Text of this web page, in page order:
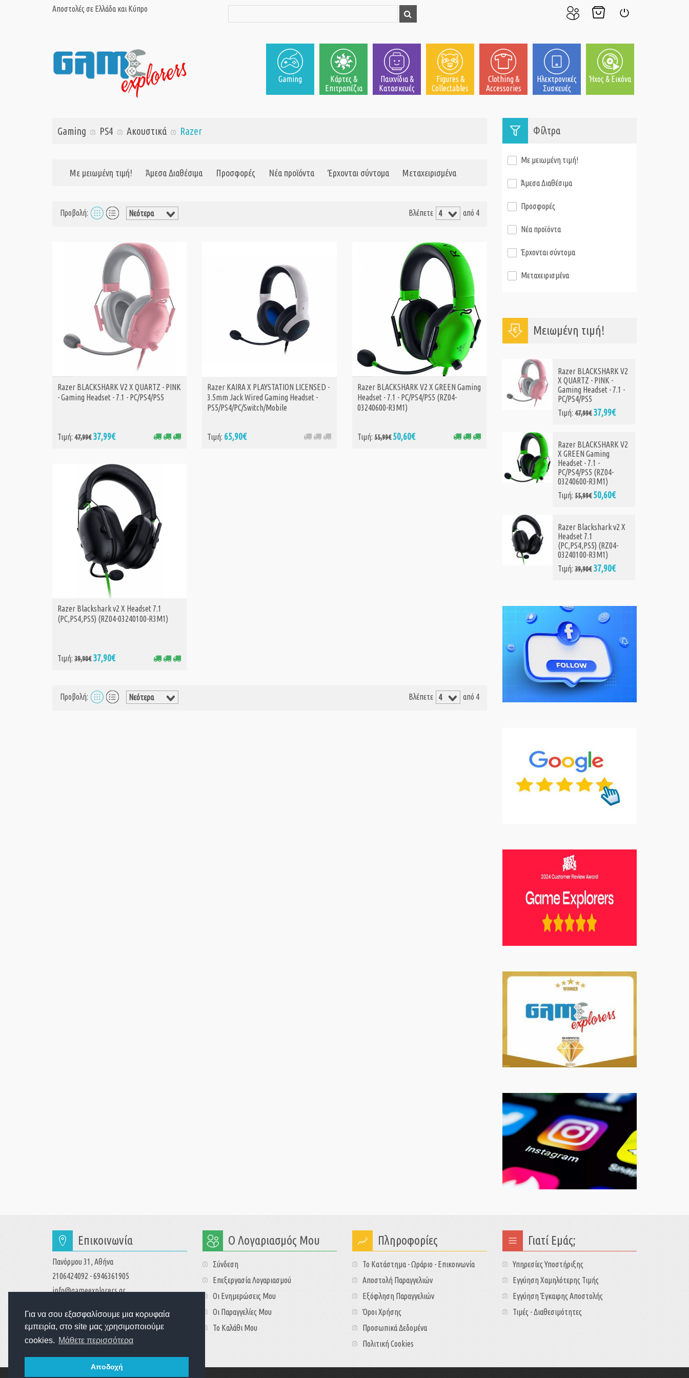
Για να σου εξασφαλίσουμε μια κορυφαία
εμπειρία, στο site μας χρησιμοποιούμε
cookies. Μάθετε περισσότερα
Αποδοχή
Αποστολές σε Ελλάδα και Κύπρο
μου
Gaming
Κάρτες &
Επιτραπέζια
Παιχνίδια &
Κατασκευές
Figures &
Collectables
Clothing &
Accessories
Ηλεκτρονικές
Συσκευές
Ήχος & Εικόνα
Gaming PS4 Ακουστικά Razer
Με μειωμένη τιμή! Άμεσα Διαθέσιμα Προσφορές Νέα προϊόντα Έρχονται σύντομα Μεταχειρισμένα
Προβολή: Βλέπετε από 4
ΑΓΟΡΑ
Razer BLACKSHARK V2 X QUARTZ - PINK
- Gaming Headset - 7.1 - PC/PS4/PS5
Τιμή: 47,99€ 37,99€
Razer KAIRA X PLAYSTATION LICENSED -
3.5mm Jack Wired Gaming Headset -
PS5/PS4/PC/Switch/Mobile
Τιμή: 65,90€
ΑΓΟΡΑ
Razer BLACKSHARK V2 X GREEN Gaming
Headset - 7.1 - PC/PS4/PS5 (RZ04-
03240600-R3M1)
Τιμή: 55,99€ 50,60€
ΑΓΟΡΑ
Razer Blackshark v2 X Headset 7.1
(PC,PS4,PS5) (RZ04-03240100-R3M1)
Τιμή: 39,90€ 37,90€
Προβολή: Βλέπετε από 4
Φίλτρα
Με μειωμένη τιμή!
Άμεσα Διαθέσιμα
Προσφορές
Νέα προϊόντα
Έρχονται σύντομα
Μεταχειρισμένα
Μειωμένη τιμή!
Razer BLACKSHARK V2
X QUARTZ - PINK -
Gaming Headset - 7.1 -
PC/PS4/PS5
Τιμή:47,99€ 37,99€
Razer BLACKSHARK V2
X GREEN Gaming
Headset - 7.1 -
PC/PS4/PS5 (RZ04-
03240600-R3M1)
Τιμή:55,99€ 50,60€
Razer Blackshark v2 X
Headset 7.1
(PC,PS4,PS5) (RZ04-
03240100-R3M1)
Τιμή:39,90€ 37,90€
Επικοινωνία
Πανόρμου 31, Αθήνα
2106424092 - 6946361905
info@gameexplorers.gr
Ο Λογαριασμός Μου
Σύνδεση
Επεξεργασία Λογαριασμού
Οι Ενημερώσεις Μου
Οι Παραγγελίες Μου
Το Καλάθι Μου
Πληροφορίες
Το Κατάστημα - Ωράριο - Επικοινωνία
Αποστολή Παραγγελιών
Εξόφληση Παραγγελιών
Όροι Χρήσης
Προσωπικά Δεδομένα
Πολιτική Cookies
Γιατί Εμάς;
Υπηρεσίες Υποστήριξης
Εγγύηση Χαμηλότερης Τιμής
Εγγύηση Έγκαιρης Αποστολής
Τιμές - Διαθεσιμότητες